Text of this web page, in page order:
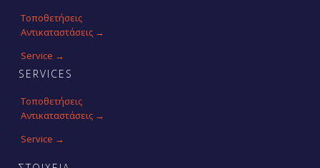
Τοποθετήσεις
Αντικαταστάσεις →
Service →
SERVICES
Τοποθετήσεις
Αντικαταστάσεις →
Service →